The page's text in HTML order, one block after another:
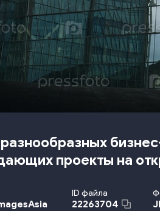
разнообразных
проекты на
ID файла
22263704